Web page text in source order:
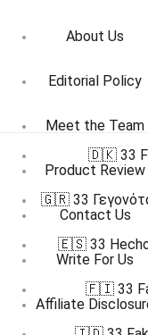
About Us
Editorial Policy
Meet the Team
Product Review
Contact Us
Write For Us
Affiliate
🇩🇰 33
🇬🇷 33
🇪🇸 33
🇫🇮 33